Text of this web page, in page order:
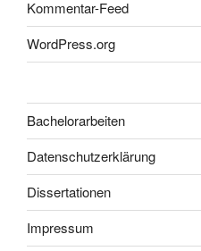
Kommentar-Feed
WordPress.org
Bachelorarbeiten
Datenschutzerklärung
Dissertationen
Impressum